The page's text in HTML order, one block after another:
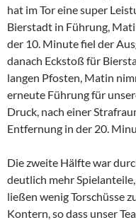
hat im Tor eine super
Bierstadt in Führung,
der 10. Minute fiel der
danach Eckstoß für
langen Pfosten, Matin
erneute Führung für
Druck, nach einer
Entfernung in der 20.
Die zweite Hälfte war
deutlich mehr
ließen wenig Torschüsse
Kontern, so dass unser